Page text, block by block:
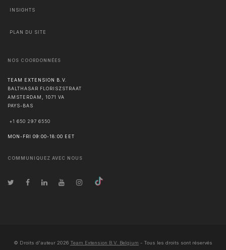
INSIGHTS
PLAN DU SITE
NOS COORDONNÉES
TEAM EXTENSION B.V.
BALTHASAR FLORISZSTRAAT
AMSTERDAM , 1071 VA
PAYS-BAS
+1 650 297 6550
MON-FRI 09:00-18:00 EET
COMMUNIQUEZ AVEC NOUS
© Droits d'auteur 2026 Team Extension B.V. Belgium - Tous les droits sont réservés